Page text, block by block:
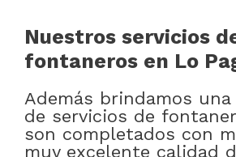
Nuestros servicios
fontaneros en Lo
Además brindamos
de servicios de
son completados con
muy excelente calidad